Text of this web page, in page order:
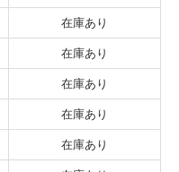
在庫あり
在庫あり
在庫あり
在庫あり
在庫あり